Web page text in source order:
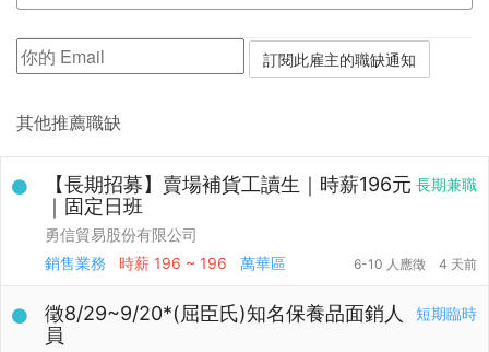
其他推薦職缺
長期兼職
【長期招募】賣場補貨工讀生｜時薪196元
｜固定日班
勇信貿易股份有限公司
銷售業務
時薪 196 ~ 196 萬華區 6-10 人應徵 4 天前
短期臨時
徵8/29~9/20*(屈臣氏)知名保養品面銷人
員